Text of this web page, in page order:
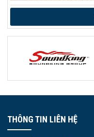
THÔNG TIN LIÊN HỆ